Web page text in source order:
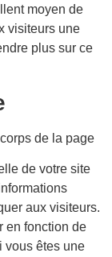
moyen de
visiteurs une
plus sur ce
de votre site
aux visiteurs.
en fonction de
vous êtes une